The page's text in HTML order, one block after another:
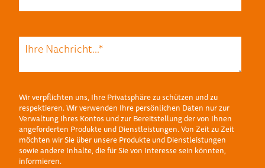
Wir verpflichten uns, Ihre Privatsphäre zu schützen und zu
respektieren. Wir verwenden Ihre persönlichen Daten nur zur
Verwaltung Ihres Kontos und zur Bereitstellung der von Ihnen
angeforderten Produkte und Dienstleistungen. Von Zeit zu Zeit
möchten wir Sie über unsere Produkte und Dienstleistungen
sowie andere Inhalte, die für Sie von Interesse sein könnten,
informieren.